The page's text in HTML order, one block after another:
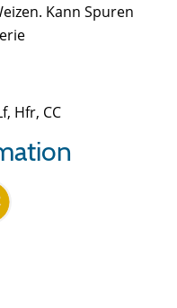
Kann Spuren
Hfr, CC